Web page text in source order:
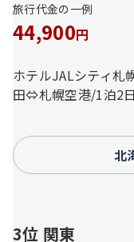
旅行代金の一例
44,900円
ホテルJALシティ札
田⇔札幌空港/1泊2
北
3位 関東